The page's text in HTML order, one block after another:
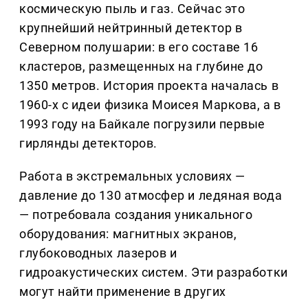
космическую пыль и газ. Сейчас это
крупнейший нейтринный детектор в
Северном полушарии: в его составе 16
кластеров, размещенных на глубине до
1350 метров. История проекта началась в
1960-х с идеи физика Моисея Маркова, а в
1993 году на Байкале погрузили первые
гирлянды детекторов.
Работа в экстремальных условиях —
давление до 130 атмосфер и ледяная вода
— потребовала создания уникального
оборудования: магнитных экранов,
глубоководных лазеров и
гидроакустических систем. Эти разработки
могут найти применение в других